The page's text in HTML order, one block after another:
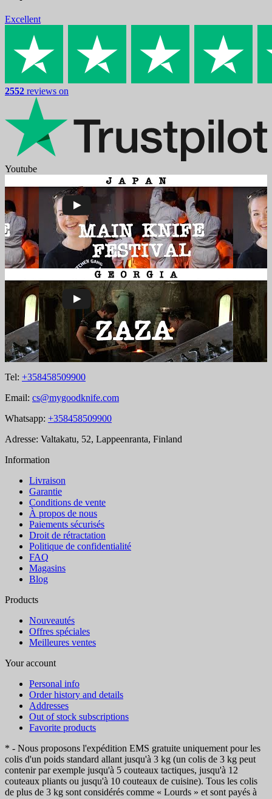
Excellent
2552 reviews on
Youtube
Tel: +358458509900
Email: cs@mygoodknife.com
Whatsapp: +358458509900
Adresse: Valtakatu, 52, Lappeenranta, Finland
Information
Livraison
Garantie
Conditions de vente
À propos de nous
Paiements sécurisés
Droit de rétractation
Politique de confidentialité
FAQ
Magasins
Blog
Products
Nouveautés
Offres spéciales
Meilleures ventes
Your account
Personal info
Order history and details
Addresses
Out of stock subscriptions
Favorite products
* - Nous proposons l'expédition EMS gratuite uniquement pour les
colis d'un poids standard allant jusqu'à 3 kg (un colis de 3 kg peut
contenir par exemple jusqu'à 5 couteaux tactiques, jusqu'à 12
couteaux pliants ou jusqu'à 10 couteaux de cuisine). Tous les colis
de plus de 3 kg sont considérés comme « Lourds » et sont payés à